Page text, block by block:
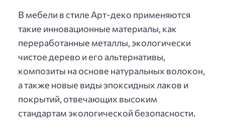
В мебели в стиле Арт-деко применяются
такие инновационные материалы, как
переработанные металлы, экологически
чистое дерево и его альтернативы,
композиты на основе натуральных волокон,
а также новые виды эпоксидных лаков и
покрытий, отвечающих высоким
стандартам экологической безопасности.